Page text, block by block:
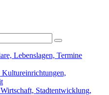
Lebenslagen, Termine
Kultureinrichtungen,
Stadtentwicklung,